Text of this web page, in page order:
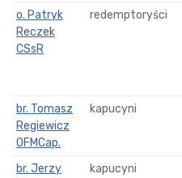
o. Patryk
Reczek
CSsR
redemptoryści
br. Tomasz
Regiewicz
OFMCap.
kapucyni
br. Jerzy
kapucyni